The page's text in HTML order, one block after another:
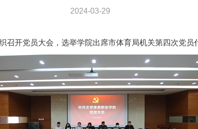
2024-03-29
开党员大会，选举学院出席市体育局机关第四次党员